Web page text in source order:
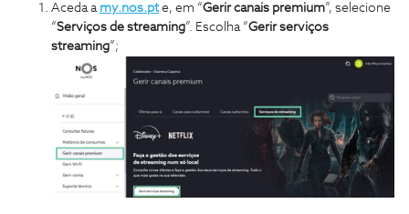
Aceda a my.nos.pte, em “Gerir canais premium”, selecione
“Serviços de streaming”. Escolha “Gerir serviços
streaming”;